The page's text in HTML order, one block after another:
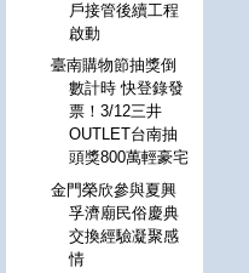
戶接管後續工程
啟動
臺南購物節抽獎倒
數計時 快登錄發
票！3/12三井
OUTLET台南抽
頭獎800萬輕豪宅
金門榮欣參與夏興
孚濟廟民俗慶典
交換經驗凝聚感
情